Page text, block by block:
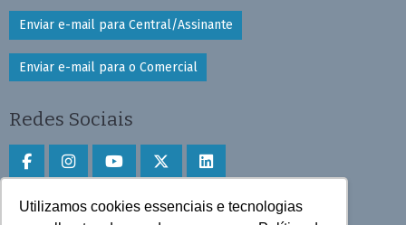
Utilizamos cookies essenciais e tecnologias
Enviar e-mail para Central/Assinante
Enviar e-mail para o Comercial
Redes Sociais
Faça download do aplicativo